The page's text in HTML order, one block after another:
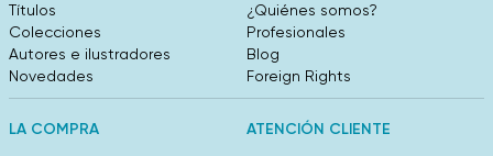
Títulos
Colecciones
Autores e ilustradores
Novedades
¿Quiénes somos?
Profesionales
Blog
Foreign Rights
LA COMPRA ATENCIÓN CLIENTE